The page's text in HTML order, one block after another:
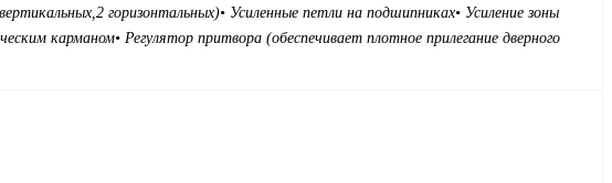
2 горизонтальных)• Усиленные петли на подшипниках• Усиление зоны
карманом• Регулятор притвора (обеспечивает плотное прилегание дверного